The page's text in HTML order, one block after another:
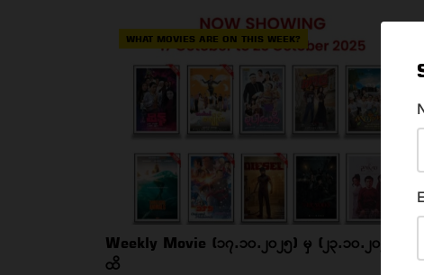
WHAT MOVIES ARE ON THIS WEEK?
Weekly Movie (၁၇.၁၀.၂၀၂၅) မှ (၂၃.၁၀.၂၀၂၅)
ထိ